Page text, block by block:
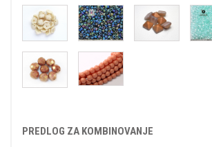
PREDLOG ZA KOMBINOVANJE